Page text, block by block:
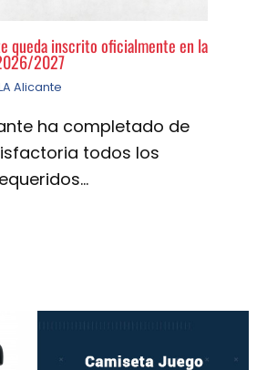
queda inscrito oficialmente en la
2027
Alicante
ha completado de
todos los